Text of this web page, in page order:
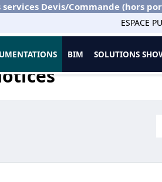
Devis/Commande (hors
ESPACE
BIM SOLUTIONS